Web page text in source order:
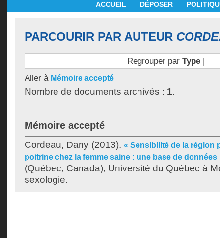
ACCUEIL DÉPOSER
PARCOURIR PAR AUTEUR
Regrouper par Type|
Aller à Mémoire accepté
Nombre de documents archivés : 1.
Mémoire accepté
Cordeau, Dany (2013). « Sensibilité de la région
poitrine chez la femme saine : une base de données
(Québec, Canada), Université du Québec à
sexologie.